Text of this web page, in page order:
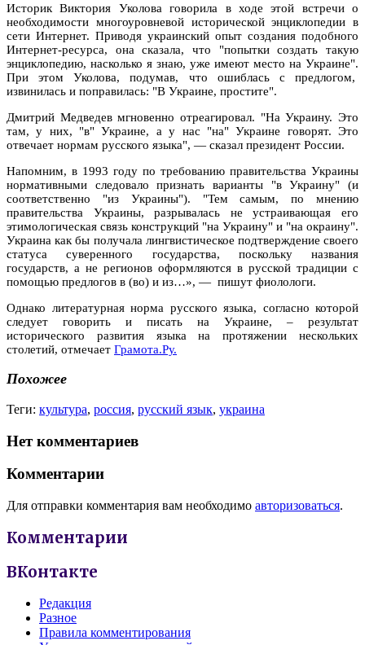
Историк Виктория Уколова говорила в ходе этой встречи о
необходимости многоуровневой исторической энциклопедии в
сети Интернет. Приводя украинский опыт создания подобного
Интернет-ресурса, она сказала, что "попытки создать такую
энциклопедию, насколько я знаю, уже имеют место на Украине".
При этом Уколова, подумав, что ошиблась с предлогом,
извинилась и поправилась: "В Украине, простите".
Дмитрий Медведев мгновенно отреагировал. "На Украину. Это
там, у них, "в" Украине, а у нас "на" Украине говорят. Это
отвечает нормам русского языка", — сказал президент России.
Напомним, в 1993 году по требованию правительства Украины
нормативными следовало признать варианты "в Украину" (и
соответственно "из Украины"). "Тем самым, по мнению
правительства Украины, разрывалась не устраивающая его
этимологическая связь конструкций "на Украину" и "на окраину".
Украина как бы получала лингвистическое подтверждение своего
статуса суверенного государства, поскольку названия
государств, а не регионов оформляются в русской традиции с
помощью предлогов в (во) и из…», — пишут фиолологи.
Однако литературная норма русского языка, согласно которой
следует говорить и писать на Украине, – результат
исторического развития языка на протяжении нескольких
столетий, отмечает Грамота.Ру.
Похожее
Теги: культура, россия, русский язык, украина
Нет комментариев
Комментарии
Для отправки комментария вам необходимо авторизоваться.
Комментарии
ВКонтакте
Редакция
Разное
Правила комментирования